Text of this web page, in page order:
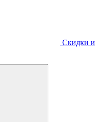
Скидки и